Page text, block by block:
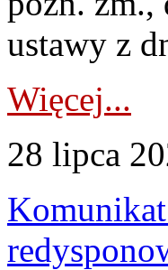
ustawy z
Więcej...
28 lipca